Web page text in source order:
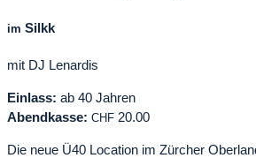
im Silkk
mit DJ Lenardis
Einlass: ab 40 Jahren
Abendkasse: CHF 20.00
Die neue Ü40 Location im Zürcher